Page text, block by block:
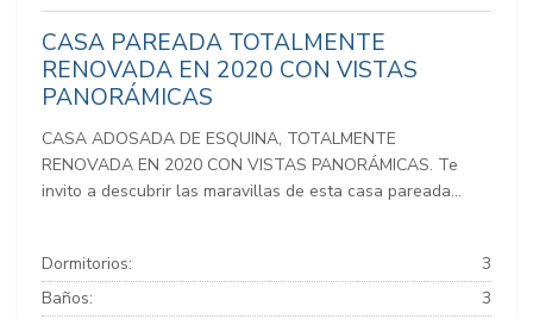
CASA PAREADA TOTALMENTE
RENOVADA EN 2020 CON VISTAS
PANORÁMICAS
CASA ADOSADA DE ESQUINA, TOTALMENTE
RENOVADA EN 2020 CON VISTAS PANORÁMICAS. Te
invito a descubrir las maravillas de esta casa pareada...
Dormitorios:
3
Baños:
3